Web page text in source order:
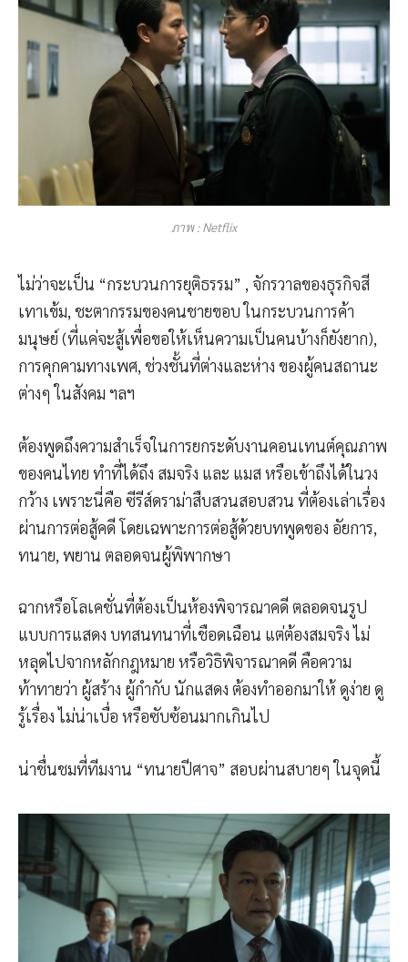
ภาพ : Netflix
ไม่ว่าจะเป็น “กระบวนการยุติธรรม” , จักรวาลของธุรกิจสี
เทาเข้ม, ชะตากรรมของคนชายขอบ ในกระบวนการค้า
มนุษย์ (ที่แค่จะสู้เพื่อขอให้เห็นความเป็นคนบ้างก็ยังยาก),
การคุกคามทางเพศ, ช่วงชั้นที่ต่างและห่าง ของผู้คนสถานะ
ต่างๆ ในสังคม ฯลฯ
ต้องพูดถึงความสำเร็จในการยกระดับงานคอนเทนต์คุณภาพ
ของคนไทย ทำที่ได้ถึง สมจริง และ แมส หรือเข้าถึงได้ในวง
กว้าง เพราะนี่คือ ซีรีส์ดราม่าสืบสวนสอบสวน ที่ต้องเล่าเรื่อง
ผ่านการต่อสู้คดี โดยเฉพาะการต่อสู้ด้วยบทพูดของ อัยการ,
ทนาย, พยาน ตลอดจนผู้พิพากษา
ฉากหรือโลเคชั่นที่ต้องเป็นห้องพิจารณาคดี ตลอดจนรูป
แบบการแสดง บทสนทนาที่เชือดเฉือน แต่ต้องสมจริง ไม่
หลุดไปจากหลักกฎหมาย หรือวิธิพิจารณาคดี คือความ
ท้าทายว่า ผู้สร้าง ผู้กำกับ นักแสดง ต้องทำออกมาให้ ดูง่าย ดู
รู้เรื่อง ไม่น่าเบื่อ หรือซับซ้อนมากเกินไป
น่าชื่นชมที่ทีมงาน “ทนายปีศาจ” สอบผ่านสบายๆ ในจุดนี้